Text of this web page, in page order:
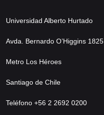
Universidad Alberto Hurtado
Avda. Bernardo O’Higgins 1825
Metro Los Héroes
Santiago de Chile
Teléfono +56 2 2692 0200